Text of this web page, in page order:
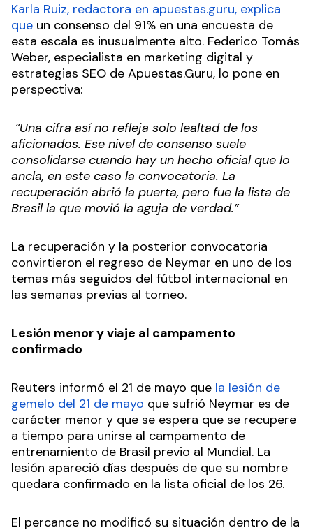
Karla Ruiz, redactora en apuestas.guru, explica
que un consenso del 91% en una encuesta de
esta escala es inusualmente alto. Federico Tomás
Weber, especialista en marketing digital y
estrategias SEO de Apuestas.Guru, lo pone en
perspectiva:
“Una cifra así no refleja solo lealtad de los
aficionados. Ese nivel de consenso suele
consolidarse cuando hay un hecho oficial que lo
ancla, en este caso la convocatoria. La
recuperación abrió la puerta, pero fue la lista de
Brasil la que movió la aguja de verdad.”
La recuperación y la posterior convocatoria
convirtieron el regreso de Neymar en uno de los
temas más seguidos del fútbol internacional en
las semanas previas al torneo.
Lesión menor y viaje al campamento
confirmado
Reuters informó el 21 de mayo que la lesión de
gemelo del 21 de mayo que sufrió Neymar es de
carácter menor y que se espera que se recupere
a tiempo para unirse al campamento de
entrenamiento de Brasil previo al Mundial. La
lesión apareció días después de que su nombre
quedara confirmado en la lista oficial de los 26.
El percance no modificó su situación dentro de la